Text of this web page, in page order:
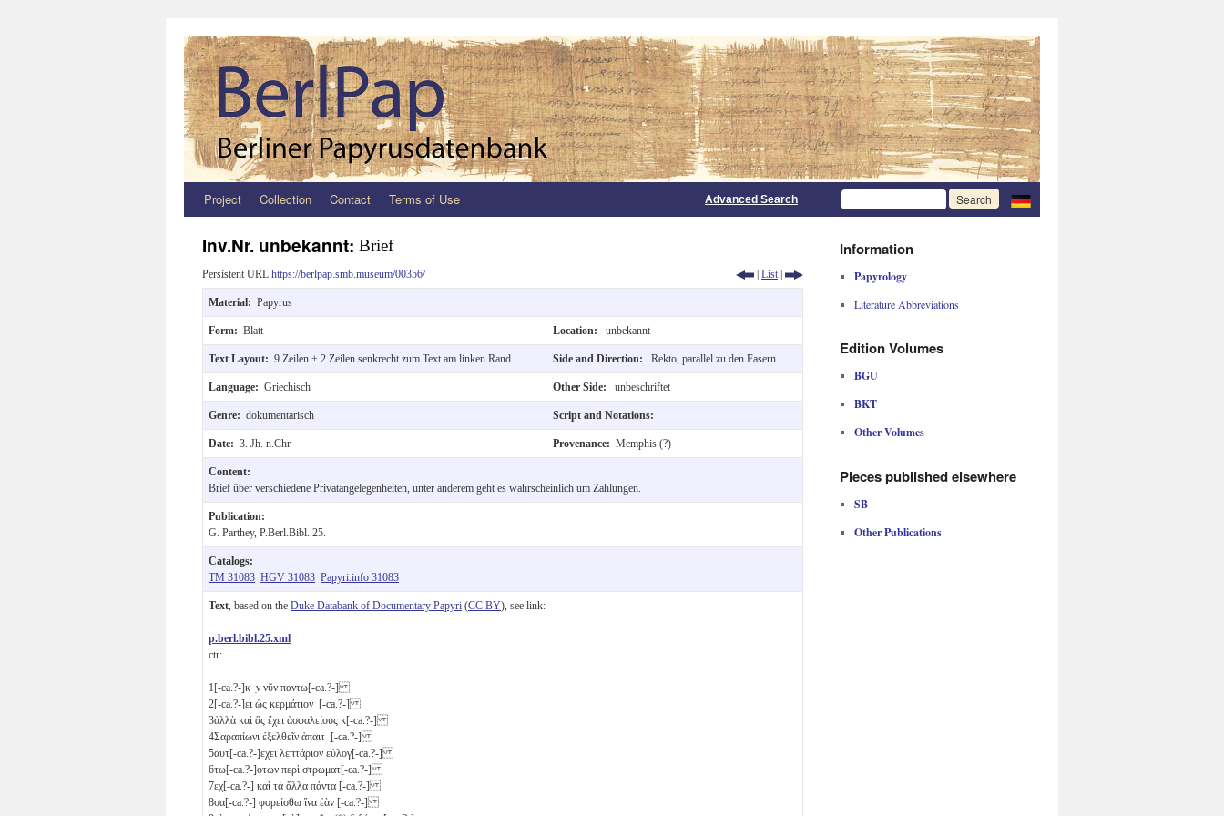
Zum
springen
Project Collection Contact Terms of Use Advanced Search
Inv.Nr. unbekannt: Brief
Persistent URL https://berlpap.smb.museum/00356/ | List |
Material: Papyrus
Form: Blatt Location: unbekannt
Text Layout: 9 Zeilen + 2 Zeilen senkrecht zum Text am linken Rand. Side and Direction: Rekto, parallel zu den Fasern
Language: Griechisch Other Side: unbeschriftet
Genre: dokumentarisch Script and Notations:
Date: 3. Jh. n.Chr. Provenance: Memphis (?)
Content:
Brief über verschiedene Privatangelegenheiten, unter anderem geht es wahrscheinlich um Zahlungen.
Publication:
G. Parthey, P.Berl.Bibl. 25.
Catalogs:
TM 31083 HGV 31083 Papyri.info 31083
Text , based on the Duke Databank of Documentary Papyri (CC BY), see link:
p.berl.bibl.25.xml
ctr:
1 [-ca.?-]κ ̣ν νῦν παντω[-ca.?-]
2[-ca.?-]ει ὡς κερμάτιον ̣[-ca.?-]
3ἀλλὰ καὶ ἃς ἔχει ἀσφαλείους κ[-ca.?-]
4Σαραπίωνι ἐξελθεῖν ἀπαιτ ̣[-ca.?-]
5αυτ[-ca.?-]εχει λεπτάριον εὐλογ[-ca.?-]
6τω[-ca.?-]οτων περὶ στρωματ[-ca.?-]
7εχ[-ca.?-] καὶ τὰ ἄλλα πάντα [-ca.?-]
8σα[-ca.?-] φορείσθω ἵνα ἐὰν [-ca.?-]
Information
Papyrology
Literature Abbreviations
Edition Volumes
BGU
BKT
Other Volumes
Pieces published elsewhere
SB
Other Publications